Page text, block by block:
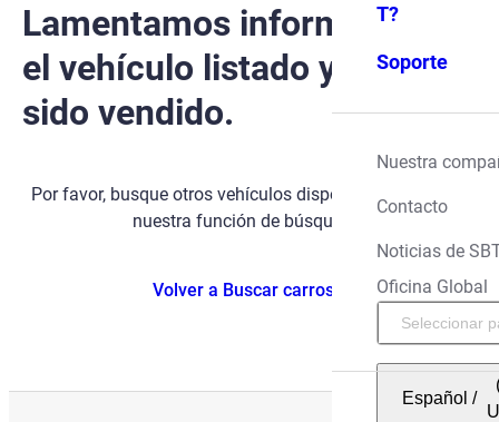
T?
Soporte
Nuestra
Contacto
Noticias de
Oficina Global
Español /
Lamentamos informarle que
el vehículo listado ya ha
sido vendido.
Por favor, busque otros vehículos disponibles utilizando
nuestra función de búsqueda.
Volver a Buscar carros